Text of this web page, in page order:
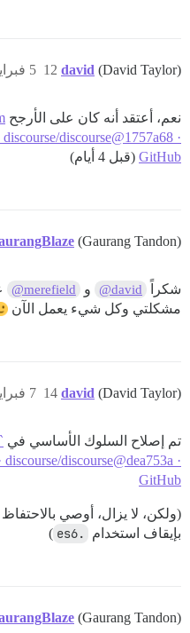
david (David Taylor) 5 فبراير 2024، 1:19م 12
نعم، أعتقد أنه كان على الأرجح
discourse@1757a68 ·
GitHub (قبل 4 أيام)
(Gaurang Tandon)
شكراً @david و @merefield
مشكلتي وكل شيء يعمل الآن
david (David Taylor) 7 فبراير 2024، 9:35ص 14
تم إصلاح السلوك الأساسي في
discourse@dea753a ·
GitHub
(ولكن، لا يزال، أوصي بالاحتفاظ
بإيقاف استخدام
.es6
)
(Gaurang Tandon)